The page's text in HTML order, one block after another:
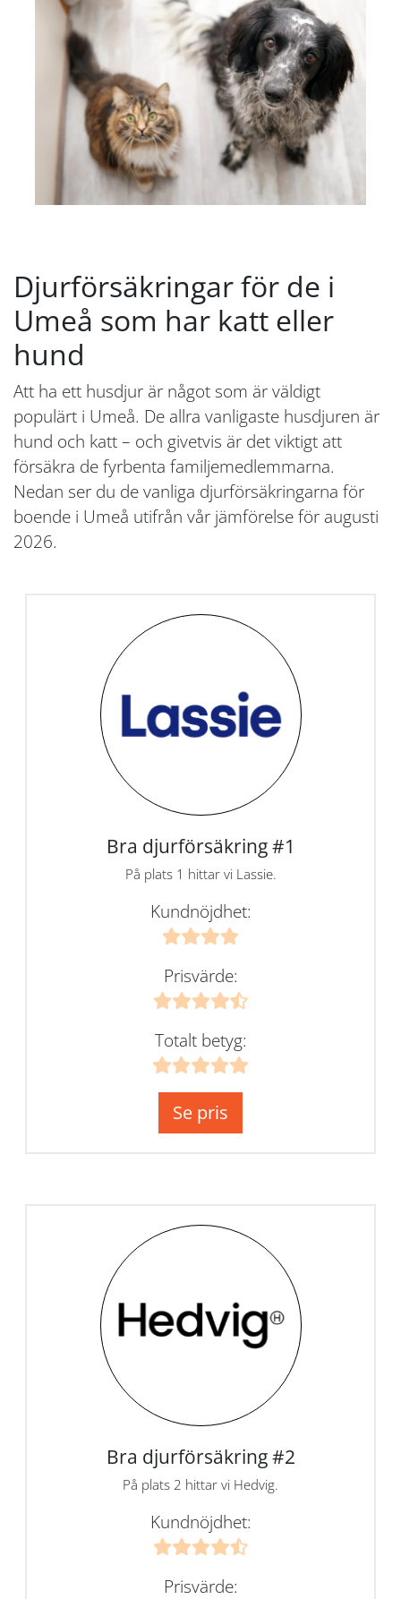
Djurförsäkringar för de i
Umeå som har katt eller
hund
Att ha ett husdjur är något som är väldigt
populärt i Umeå. De allra vanligaste husdjuren är
hund och katt – och givetvis är det viktigt att
försäkra de fyrbenta familjemedlemmarna.
Nedan ser du de vanliga djurförsäkringarna för
boende i Umeå utifrån vår jämförelse för augusti
2026.
Bra djurförsäkring #1
På plats 1 hittar vi Lassie.
Kundnöjdhet:
Prisvärde:
Totalt betyg:
Se pris
Bra djurförsäkring #2
På plats 2 hittar vi Hedvig.
Kundnöjdhet:
Prisvärde: